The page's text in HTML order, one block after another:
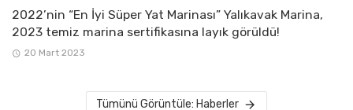
2022’nin “En İyi Süper Yat Marinası” Yalıkavak Marina,
2023 temiz marina sertifikasına layık görüldü!
20 Mart 2023
Tümünü Görüntüle: Haberler